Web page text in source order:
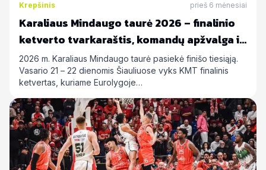
Krepšinis prieš 6 mėnesiai
Karaliaus Mindaugo taurė 2026 – finalinio
ketverto tvarkaraštis, komandų apžvalga ir
statymų prognozės
2026 m. Karaliaus Mindaugo taurė pasiekė finišo tiesiąją.
Vasario 21 – 22 dienomis Šiauliuose vyks KMT finalinis
ketvertas, kuriame Eurolygoje…